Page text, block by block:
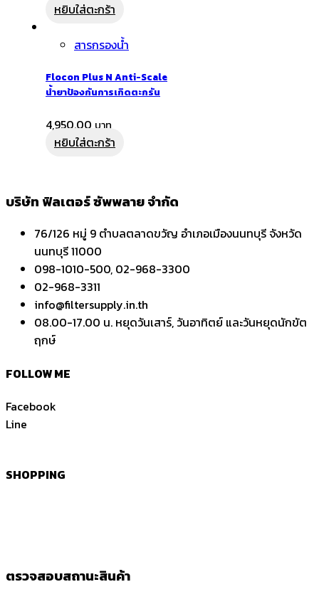
หยิบใส่ตะกร้า
สารกรองน้ำ
Flocon Plus N Anti-Scale
น้ำยาป้องกันการเกิดตะกรัน
4,950.00
หยิบใส่ตะกร้า
บริษัท ฟิลเตอร์ ซัพพลาย จำกัด
76/126 หมู่ 9 ตำบลตลาดขวัญ อำเภอเมืองนนทบุรี จังหวัด
นนทบุรี 11000
098-1010-500, 02-968-3300
02-968-3311
info@filtersupply.in.th
08.00-17.00 น. หยุดวันเสาร์, วันอาทิตย์ และวันหยุดนักขัต
ฤกษ์
FOLLOW ME
Facebook
Line
SHOPPING
ตรวจสอบสถานะสินค้า